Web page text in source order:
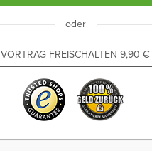
oder
VORTRAG FREISCHALTEN 9,90 €